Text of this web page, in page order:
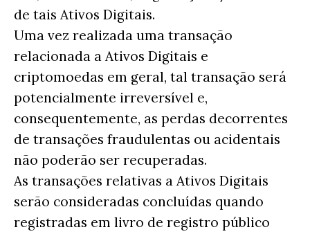
de tais Ativos Digitais.
Uma vez realizada uma transação
relacionada a Ativos Digitais e
criptomoedas em geral, tal transação será
potencialmente irreversível e,
consequentemente, as perdas decorrentes
de transações fraudulentas ou acidentais
não poderão ser recuperadas.
As transações relativas a Ativos Digitais
serão consideradas concluídas quando
registradas em livro de registro público